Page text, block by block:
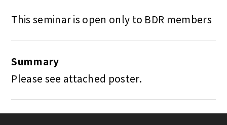
This seminar is open only to BDR members
Summary
Please see attached poster.